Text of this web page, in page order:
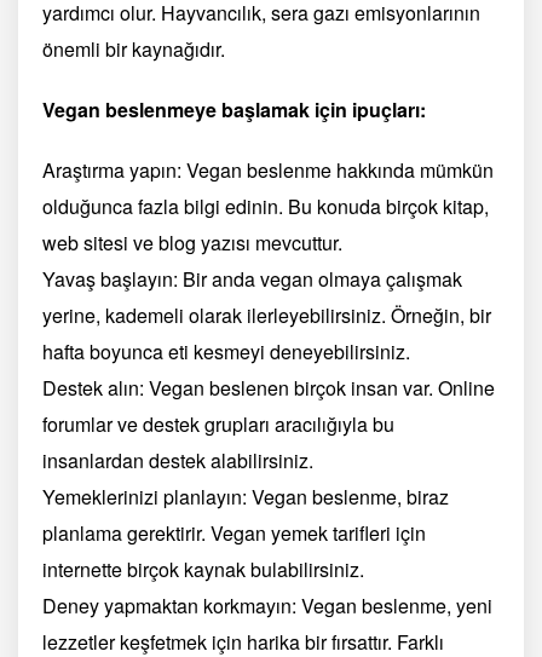
yardımcı olur. Hayvancılık, sera gazı emisyonlarının
önemli bir kaynağıdır.
Vegan beslenmeye başlamak için ipuçları:
Araştırma yapın: Vegan beslenme hakkında mümkün
olduğunca fazla bilgi edinin. Bu konuda birçok kitap,
web sitesi ve blog yazısı mevcuttur.
Yavaş başlayın: Bir anda vegan olmaya çalışmak
yerine, kademeli olarak ilerleyebilirsiniz. Örneğin, bir
hafta boyunca eti kesmeyi deneyebilirsiniz.
Destek alın: Vegan beslenen birçok insan var. Online
forumlar ve destek grupları aracılığıyla bu
insanlardan destek alabilirsiniz.
Yemeklerinizi planlayın: Vegan beslenme, biraz
planlama gerektirir. Vegan yemek tarifleri için
internette birçok kaynak bulabilirsiniz.
Deney yapmaktan korkmayın: Vegan beslenme, yeni
lezzetler keşfetmek için harika bir fırsattır. Farklı